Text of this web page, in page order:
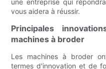
une entreprise qui
vous aidera à réussir.
Principales
machines à broder
Les machines à broder
termes d'innovation et de